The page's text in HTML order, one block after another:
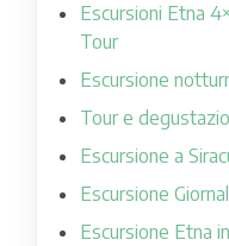
Escursioni Etna
Tour
Escursione
Tour e
Escursione a
Escursione
Escursione Etna